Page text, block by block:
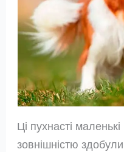
Ці пухнасті
зовнішністю